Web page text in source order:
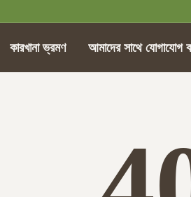
কারখানা ভ্রমণ আমাদের সাথে যোগাযোগ